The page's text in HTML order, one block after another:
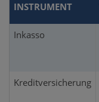
INSTRUMENT
Inkasso
Kreditversicherung